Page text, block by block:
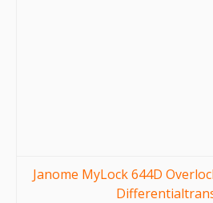
Janome MyLock 644D